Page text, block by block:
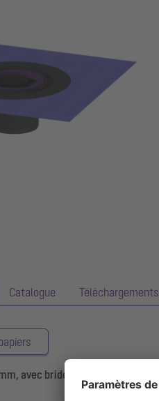
Catalogue Téléchargements
avec bride à coller